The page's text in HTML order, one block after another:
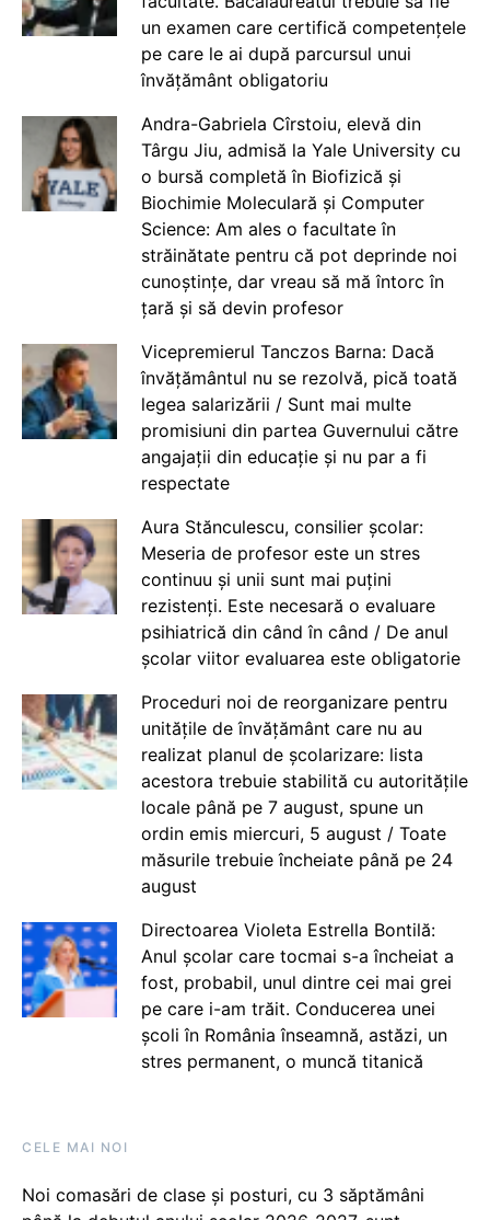
un examen care certifică competențele
pe care le ai după parcursul unui
învățământ obligatoriu
Andra-Gabriela Cîrstoiu, elevă din
Târgu Jiu, admisă la Yale University cu
o bursă completă în Biofizică și
Biochimie Moleculară și Computer
Science: Am ales o facultate în
străinătate pentru că pot deprinde noi
cunoștințe, dar vreau să mă întorc în
țară și să devin profesor
Vicepremierul Tanczos Barna: Dacă
învățământul nu se rezolvă, pică toată
legea salarizării / Sunt mai multe
promisiuni din partea Guvernului către
angajații din educație și nu par a fi
respectate
Aura Stănculescu, consilier școlar:
Meseria de profesor este un stres
continuu și unii sunt mai puțini
rezistenți. Este necesară o evaluare
psihiatrică din când în când / De anul
școlar viitor evaluarea este obligatorie
Proceduri noi de reorganizare pentru
unitățile de învățământ care nu au
realizat planul de școlarizare: lista
acestora trebuie stabilită cu autoritățile
locale până pe 7 august, spune un
ordin emis miercuri, 5 august / Toate
măsurile trebuie încheiate până pe 24
august
Directoarea Violeta Estrella Bontilă:
Anul școlar care tocmai s-a încheiat a
fost, probabil, unul dintre cei mai grei
pe care i-am trăit. Conducerea unei
școli în România înseamnă, astăzi, un
stres permanent, o muncă titanică
CELE MAI NOI
Noi comasări de clase și posturi, cu 3 săptămâni